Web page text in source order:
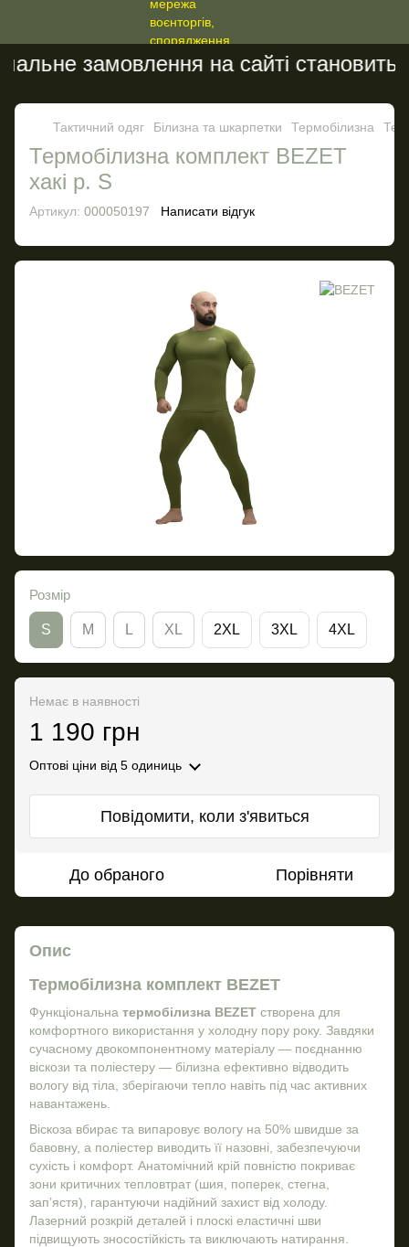
замовлення на сайті становить
Тактичний одяг Білизна та шкарпетки Термобілизна
Термобілизна комплект BEZET
хакі р. S
Артикул: 000050197 Написати відгук
Розмір
S M L XL 2XL 3XL 4XL
Немає в наявності
1 190 грн
Оптові ціни від 5 одиниць
Повідомити, коли з'явиться
До обраного Порівняти
Опис
Термобілизна комплект BEZET
Функціональна термобілизна BEZET створена для
комфортного використання у холодну пору року. Завдяки
сучасному двокомпонентному матеріалу — поєднанню
віскози та поліестеру — білизна ефективно відводить
вологу від тіла, зберігаючи тепло навіть під час активних
навантажень.
Віскоза вбирає та випаровує вологу на 50% швидше за
бавовну, а поліестер виводить її назовні, забезпечуючи
сухість і комфорт. Анатомічний крій повністю покриває
зони критичних тепловтрат (шия, поперек, стегна,
зап’ястя), гарантуючи надійний захист від холоду.
Лазерний розкрій деталей і плоскі еластичні шви
підвищують зносостійкість та виключають натирання.